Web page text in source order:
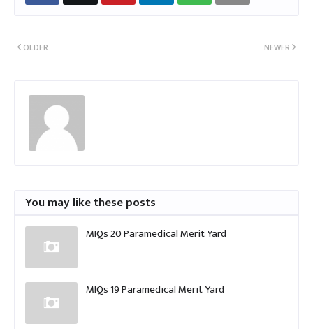
NEWER
OLDER
You may like these posts
MIQs 20 Paramedical Merit Yard
MIQs 19 Paramedical Merit Yard